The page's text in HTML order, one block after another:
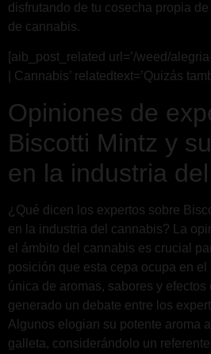
disfrutando de tu cosecha propia
de cannabis.
[aib_post_related url=’/weed/
| Cannabis’ relatedtext=’Quizás
Opiniones de
Biscotti Mintz y
en la industria
¿Qué dicen los expertos sobre
en la industria del cannabis? La
el ámbito del cannabis es crucial
posición que esta cepa ocupa en el
única de aromas, sabores y efectos
generado un debate entre los
Algunos elogian su potente aroma
galleta, considerándolo un